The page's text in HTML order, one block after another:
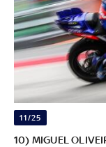
11/25
10) MIGUEL